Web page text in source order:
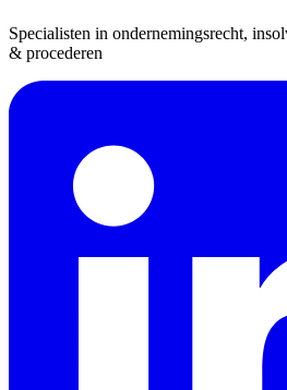
Specialisten in ondernemingsrecht,
& procederen